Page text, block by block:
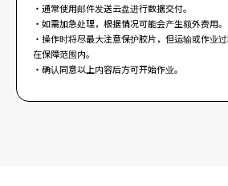
・通常使用邮件发送云盘进行数据交付。
・如需加急处理，根据情况可能会产生额外费用。
・操作时将尽最大注意保护胶片，但运输或作业
在保障范围内。
・确认同意以上内容后方可开始作业。